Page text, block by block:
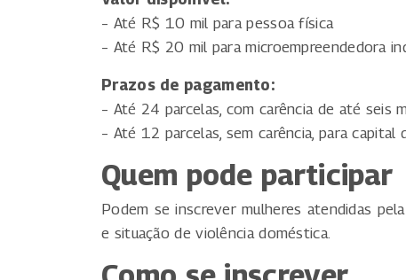
– Até R$ 10 mil para pessoa física
– Até R$ 20 mil para microempreendedora
Prazos de pagamento:
– Até 24 parcelas, com carência de até seis
– Até 12 parcelas, sem carência, para capital
Quem pode participar
Podem se inscrever mulheres atendidas
e situação de violência doméstica.